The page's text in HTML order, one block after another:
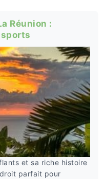
Réunion :
et sa riche histoire
parfait pour